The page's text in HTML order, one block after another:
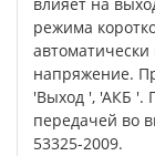
режима
автоматически
напряжение.
'Выход ', 'АКБ '.
передачей во
53325-2009.